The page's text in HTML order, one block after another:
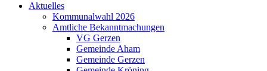
Aktuelles
Kommunalwahl 2026
Amtliche Bekanntmachungen
VG Gerzen
Gemeinde Aham
Gemeinde Gerzen